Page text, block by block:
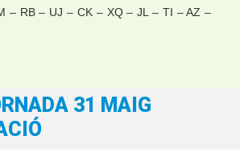
– RB – UJ – CK – XQ – JL – TI – AZ –
31 MAIG